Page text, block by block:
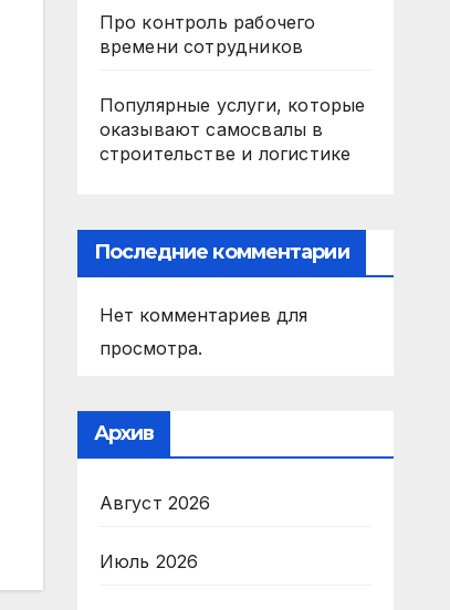
Про контроль рабочего
времени сотрудников
Популярные услуги, которые
оказывают самосвалы в
строительстве и логистике
Последние комментарии
Нет комментариев для
просмотра.
Архив
Август 2026
Июль 2026